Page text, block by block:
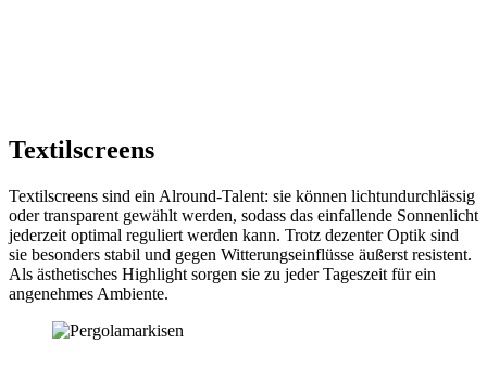
Textilscreens
Textilscreens sind ein Alround-Talent: sie können lichtundurchlässig
oder transparent gewählt werden, sodass das einfallende Sonnenlicht
jederzeit optimal reguliert werden kann. Trotz dezenter Optik sind
sie besonders stabil und gegen Witterungseinflüsse äußerst resistent.
Als ästhetisches Highlight sorgen sie zu jeder Tageszeit für ein
angenehmes Ambiente.